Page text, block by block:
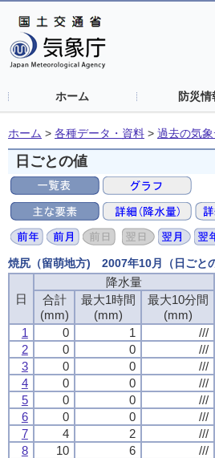
ホーム 防災情
ホーム > 各種データ・資料 > 過去の気
日ごとの値
焼尻（留萌地方) 2007年10月（日ごと
日
降水量
合計
(mm)
最大1時間
(mm)
最大10分間
(mm)
1
0 1 ///
2
0 0 ///
3
0 0 ///
4
0 0 ///
5
0 0 ///
6
0 0 ///
7
4 2 ///
8
10 6 ///